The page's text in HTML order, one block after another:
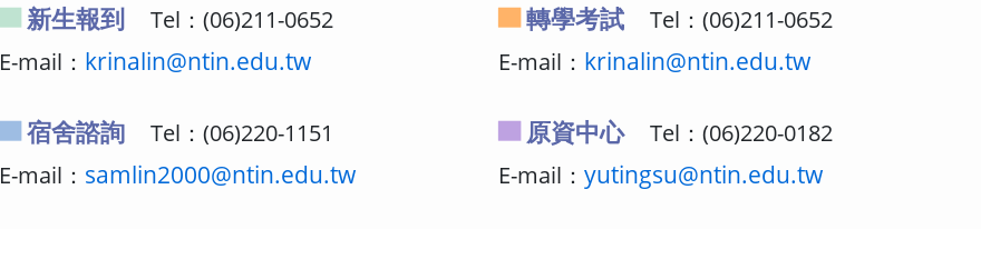
新生報到
Tel：(06)211-0652
E-mail： krinalin@ntin.edu.tw
轉學考試
Tel：(06)211-0652
E-mail： krinalin@ntin.edu.tw
宿舍諮詢
Tel：(06)220-1151
E-mail： samlin2000@ntin.edu.tw
原資中心
Tel：(06)220-0182
E-mail： yutingsu@ntin.edu.tw